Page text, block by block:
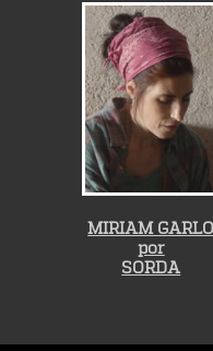
MIRIAM
por
SORDA